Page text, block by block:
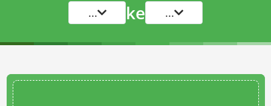
... ke ...